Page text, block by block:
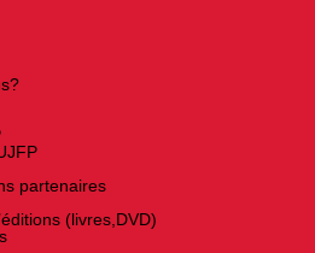
partenaires
(livres,DVD)